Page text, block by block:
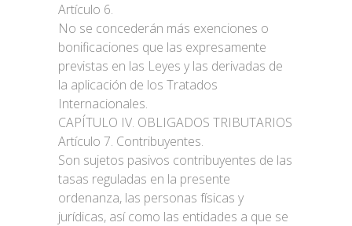
Artículo 6.
No se concederán más exenciones o
bonificaciones que las expresamente
previstas en las Leyes y las derivadas de
la aplicación de los Tratados
Internacionales.
CAPÍTULO IV. OBLIGADOS TRIBUTARIOS
Artículo 7. Contribuyentes.
Son sujetos pasivos contribuyentes de las
tasas reguladas en la presente
ordenanza, las personas físicas y
jurídicas, así como las entidades a que se